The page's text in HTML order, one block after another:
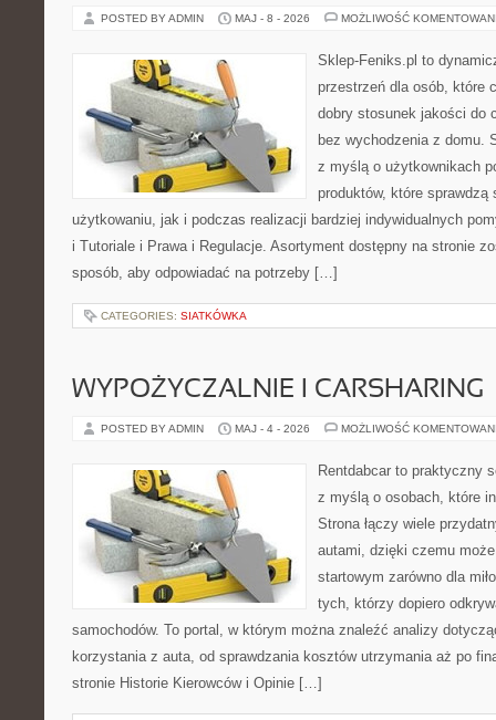
POSTED BY ADMIN MAJ - 8 - 2026 MOŻLIWOŚĆ
Sklep-Feniks.pl to
przestrzeń dla osób, które
dobry stosunek jakości do
bez wychodzenia z domu.
z myślą o użytkownikach
produktów, które
użytkowaniu, jak i podczas realizacji bardziej indywidualnych
i Tutoriale i Prawa i Regulacje. Asortyment dostępny na stronie
sposób, aby odpowiadać na potrzeby […]
CATEGORIES: SIATKÓWKA
WYPOŻYCZALNIE I CARSHARING
POSTED BY ADMIN MAJ - 4 - 2026 MOŻLIWOŚĆ
Rentdabcar to praktyczny
z myślą o osobach, które
Strona łączy wiele
autami, dzięki czemu
startowym zarówno dla
tych, którzy dopiero
samochodów. To portal, w którym można znaleźć analizy
korzystania z auta, od sprawdzania kosztów utrzymania aż po
stronie Historie Kierowców i Opinie […]